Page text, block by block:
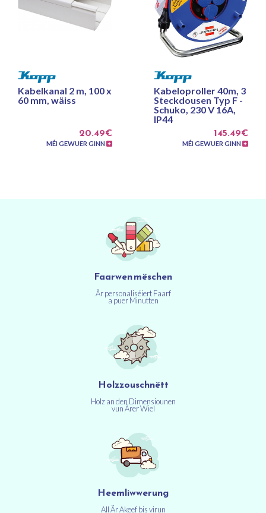
Kabelkanal 2 m, 100 x
60 mm, wäiss
20.49€
MÉI GEWUER GINN
Kabeloproller 40m, 3
Steckdousen Typ F -
Schuko, 230 V 16A,
IP44
145.49€
MÉI GEWUER GINN
Faarwen mëschen
Är personaliséiert Faarf
a puer Minutten
Holzzouschnëtt
Holz an den Dimensiounen
vun Ärer Wiel
Heemliwwerung
All Är Akeef bis virun